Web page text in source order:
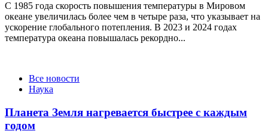
С 1985 года скорость повышения температуры в Мировом
океане увеличилась более чем в четыре раза, что указывает на
ускорение глобального потепления. В 2023 и 2024 годах
температура океана повышалась рекордно...
КатегорииВсе новости
Наука
Планета Земля нагревается быстрее с каждым
годом